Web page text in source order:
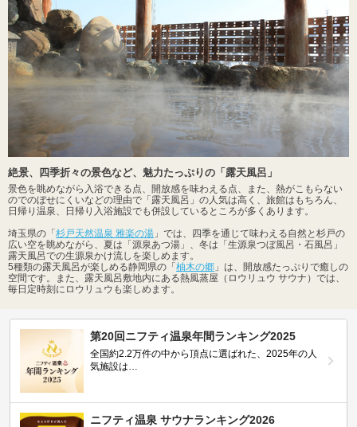
絶景、四季折々の景色など、魅力たっぷりの「露天風呂」
景色を眺めながら入浴できる点、開放感を味わえる点、また、熱がこもらない
のでのぼせにくいなどの理由で「露天風呂」の人気は高く、旅館はもちろん、
日帰り温泉、日帰り入浴施設でも併設しているところが多くあります。
埼玉県の「 杉戸天然温泉 雅楽の湯 」では、四季を通じて味わえる自然と杉戸の
広い空を眺めながら、夏は「源泉あつ湯」、冬は「生源泉つぼ風呂・石風呂」
露天風呂での生源泉かけ流しを楽しめます。
5種類の露天風呂が楽しめる静岡県の「 柚木の郷 」は、開放感たっぷりで癒しの
空間です。また、露天風呂敷地内にある熱風蒸屋（ロウリュウ サウナ）では、
毎日定時刻にロウリュウも楽しめます。
第20回ニフティ温泉年間ランキング2025
全国約2.2万件の中から頂点に選ばれた、2025年の人
気施設は…
ニフティ温泉 サウナランキング2026